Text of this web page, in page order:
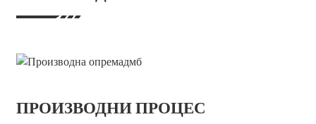
ПРОИЗВОДНИ ПРОЦЕС